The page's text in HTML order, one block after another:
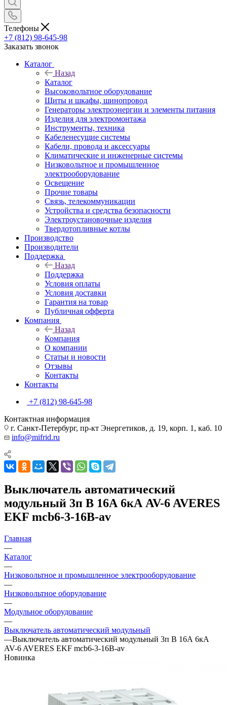
Телефоны
+7 (812) 98-645-98
Заказать звонок
Каталог
Назад
Каталог
Высоковольтное оборудование
Щиты и шкафы, шинопровод
Генераторы электроэнергии и элементы питания
Изделия для электромонтажа
Инструменты, техника
Кабеленесущие системы
Кабели, провода и аксессуары
Климатические и инженерные системы
Низковольтное и промышленное
электрооборудование
Освещение
Прочие товары
Связь, телекоммуникации
Устройства и средства безопасности
Электроустановочные изделия
Твердотопливные котлы
Производство
Производители
Поддержка
Назад
Поддержка
Условия оплаты
Условия доставки
Гарантия на товар
Публичная офферта
Компания
Назад
Компания
О компании
Статьи и новости
Отзывы
Контакты
Контакты
+7 (812) 98-645-98
Контактная информация
г. Санкт-Петербург, пр-кт Энергетиков, д. 19, корп. 1, каб. 10
info@mifrid.ru
Выключатель автоматический
модульный 3п B 16А 6кА AV-6 AVERES
EKF mcb6-3-16B-av
Главная
—
Каталог
—
Низковольтное и промышленное электрооборудование
—
Низковольтное оборудование
—
Модульное оборудование
—
Выключатель автоматический модульный
—Выключатель автоматический модульный 3п B 16А 6кА
AV-6 AVERES EKF mcb6-3-16B-av
Новинка